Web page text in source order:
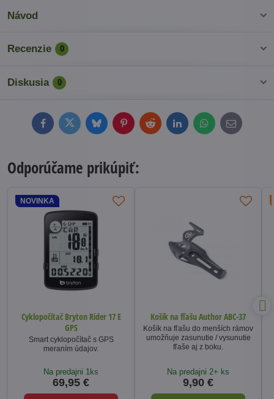
Návod
Recenzie 0
Diskusia 0
FacebookTwitterBlueskyPinterestRedditLinkedInWhatsApp
E-
mail
Odporúčame prikúpiť:
NOVINKA
Cyklopočítač Bryton Rider 17 E
GPS
Smart cyklopočítač s GPS
meraním údajov.
Na predajni 1ks
69,95 €
Košík na fľašu Author ABC-37
Košík na fľašu do menších rámov
umožňuje zasunutie / vysunutie
fľaše aj z boku.
Na predajni 2+ ks
9,90 €